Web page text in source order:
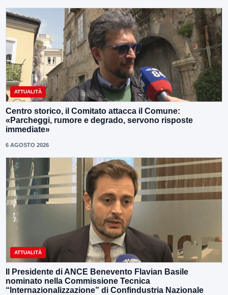
ATTUALITÀ
Centro storico, il Comitato attacca il Comune:
«Parcheggi, rumore e degrado, servono risposte
immediate»
6 AGOSTO 2026
ATTUALITÀ
Il Presidente di ANCE Benevento Flavian Basile
nominato nella Commissione Tecnica
“Internazionalizzazione” di Confindustria Nazionale